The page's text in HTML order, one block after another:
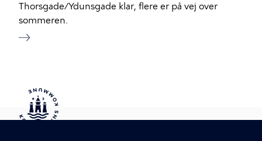
Thorsgade/Ydunsgade klar, flere er på vej over
sommeren.